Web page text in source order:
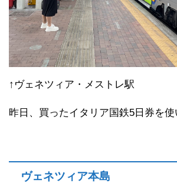
↑ヴェネツィア・メストレ駅
昨日、買ったイタリア国鉄5日券を使
ヴェネツィア本島